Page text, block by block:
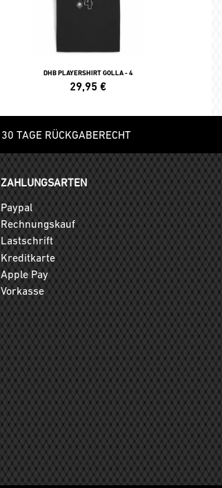
DHB PLAYERSHIRT GOLLA - 4
29,95 €
30 TAGE RÜCKGABERECHT
ZAHLUNGSARTEN
Paypal
Rechnungskauf
Lastschrift
Kreditkarte
Apple Pay
Vorkasse